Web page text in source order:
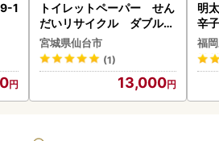
1
トイレットペーパー せん
だいリサイクル ダブル9
6ロール｜トイレット
宮城県仙台市
(1)
13,000
明
辛
福